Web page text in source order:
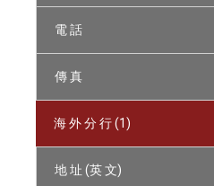
電 話
傳 真
海 外 分 行 (1)
地 址 (英 文)